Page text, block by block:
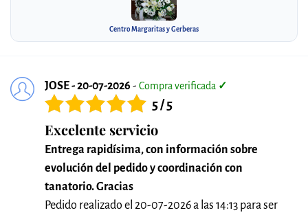
Centro Margaritas y Gerberas
JOSE - 20-07-2026 - Compra verificada ✓
5 / 5
Excelente servicio
Entrega rapidísima, con información sobre
evolución del pedido y coordinación con
tanatorio. Gracias
Pedido realizado el 20-07-2026 a las 14:13 para ser